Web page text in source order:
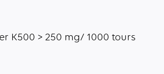
K500 > 250 mg/ 1000 tours